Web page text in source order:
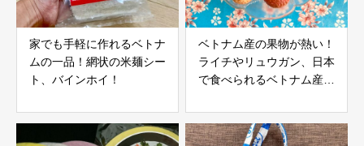
家でも手軽に作れるベトナ
ムの一品！網状の米麺シー
ト、バインホイ！
ベトナム産の果物が熱い！
ライチやリュウガン、日本
で食べられるベトナム産果